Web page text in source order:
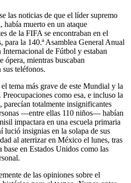
las noticias de que el líder supremo
muerto en un ataque
de la FIFA se encontraban en el
para la 140.ª Asamblea General Anual
de Fútbol y estaban
ópera, mientras buscaban
sus teléfonos.
tema más grave de este Mundial y la
como esa, e incluso la
totalmente insignificantes
—entre ellas 110 niños— habían
impactara en una escuela primaria
insignias en la solapa de sus
al aterrizar en México el lunes, tras
base en Estados Unidos como las
de las opiniones sobre el